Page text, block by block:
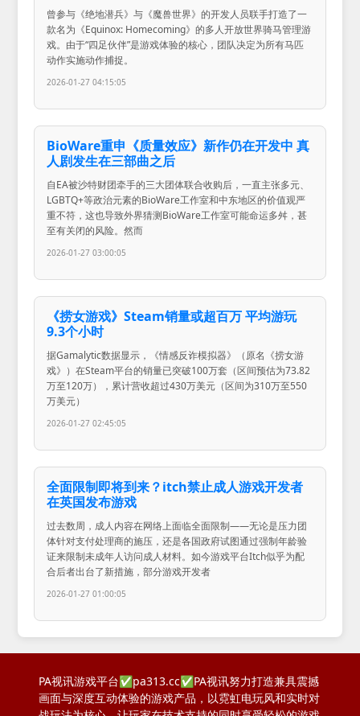
曾参与《绝地潜兵》与《魔兽世界》的开发人员联手打造了一
款名为《Equinox: Homecoming》的多人开放世界骑马管理游
戏。由于“四足伙伴”是游戏体验的核心，团队决定为所有马匹
动作实施动作捕捉。
2026-01-27 04:15:05
BioWare重申《质量效应》新作仍在开发中 真
人剧发生在三部曲之后
自EA被沙特财团牵手的三大团体联合收购后，一直主张多元、
LGBTQ+等政治元素的BioWare工作室和中东地区的价值观严
重不符，这也导致外界猜测BioWare工作室可能命运多舛，甚
至有关闭的风险。然而
2026-01-27 03:00:05
《捞女游戏》Steam销量或超百万 平均游玩
9.3个小时
据Gamalytic数据显示，《情感反诈模拟器》（原名《捞女游
戏》）在Steam平台的销量已突破100万套（区间预估为73.82
万至120万），累计营收超过430万美元（区间为310万至550
万美元）
2026-01-27 02:45:05
全面限制即将到来？itch禁止成人游戏开发者
在英国发布游戏
过去数周，成人内容在网络上面临全面限制——无论是压力团
体针对支付处理商的施压，还是各国政府试图通过强制年龄验
证来限制未成年人访问成人材料。如今游戏平台Itch似乎为配
合后者出台了新措施，部分游戏开发者
2026-01-27 01:00:05
PA视讯游戏平台✅pa313.cc✅PA视讯努力打造兼具震撼
画面与深度互动体验的游戏产品，以霓虹电玩风和实时对